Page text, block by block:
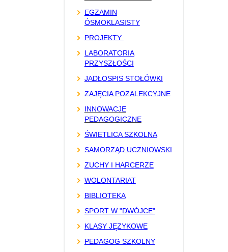
EGZAMIN
ÓSMOKLASISTY
PROJEKTY
LABORATORIA
PRZYSZŁOŚCI
JADŁOSPIS STOŁÓWKI
ZAJĘCIA POZALEKCYJNE
INNOWACJE
PEDAGOGICZNE
ŚWIETLICA SZKOLNA
SAMORZĄD UCZNIOWSKI
ZUCHY I HARCERZE
WOLONTARIAT
BIBLIOTEKA
SPORT W "DWÓJCE"
KLASY JĘZYKOWE
PEDAGOG SZKOLNY